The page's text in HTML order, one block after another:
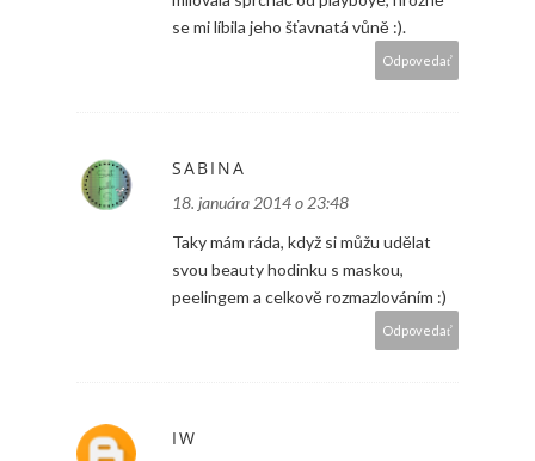
se mi líbila jeho šťavnatá vůně :).
Odpovedať
SABINA
18. januára 2014 o 23:48
Taky mám ráda, když si můžu udělat
svou beauty hodinku s maskou,
peelingem a celkově rozmazlováním :)
Odpovedať
IW